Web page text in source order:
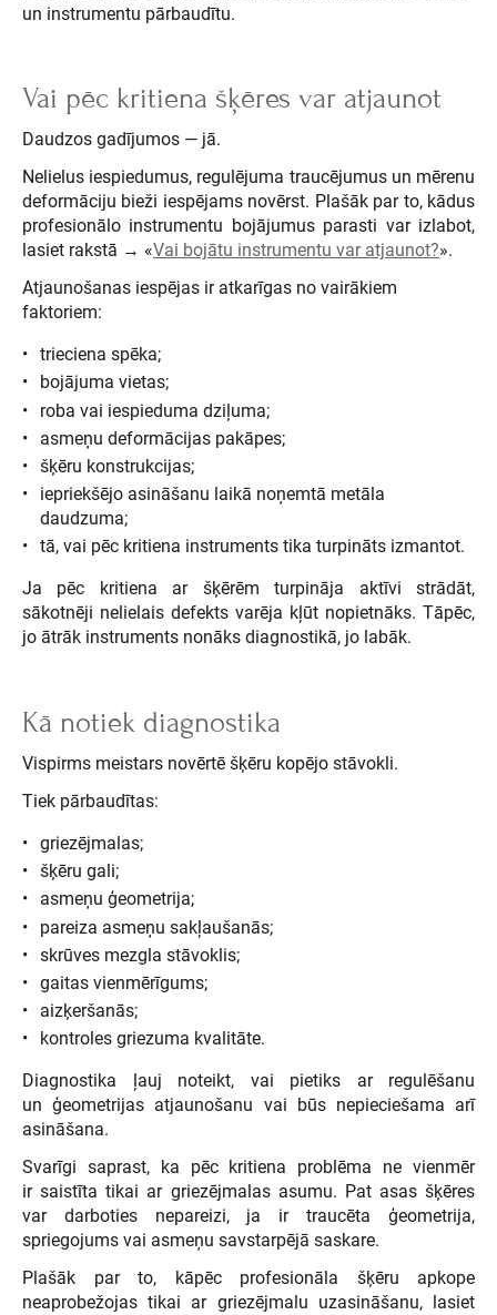
un instrumentu pārbaudītu.
Vai pēc kritiena šķēres var atjaunot
Daudzos gadījumos — jā.
Nelielus iespiedumus, regulējuma traucējumus un mērenu
deformāciju bieži iespējams novērst. Plašāk par to, kādus
profesionālo instrumentu bojājumus parasti var izlabot,
lasiet rakstā → «Vai bojātu instrumentu var atjaunot?».
Atjaunošanas iespējas ir atkarīgas no vairākiem
faktoriem:
trieciena spēka;
bojājuma vietas;
roba vai iespieduma dziļuma;
asmeņu deformācijas pakāpes;
šķēru konstrukcijas;
iepriekšējo asināšanu laikā noņemtā metāla
daudzuma;
tā, vai pēc kritiena instruments tika turpināts izmantot.
Ja pēc kritiena ar šķērēm turpināja aktīvi strādāt,
sākotnēji nelielais defekts varēja kļūt nopietnāks. Tāpēc,
jo ātrāk instruments nonāks diagnostikā, jo labāk.
Kā notiek diagnostika
Vispirms meistars novērtē šķēru kopējo stāvokli.
Tiek pārbaudītas:
griezējmalas;
šķēru gali;
asmeņu ģeometrija;
pareiza asmeņu sakļaušanās;
skrūves mezgla stāvoklis;
gaitas vienmērīgums;
aizķeršanās;
kontroles griezuma kvalitāte.
Diagnostika ļauj noteikt, vai pietiks ar regulēšanu
un ģeometrijas atjaunošanu vai būs nepieciešama arī
asināšana.
Svarīgi saprast, ka pēc kritiena problēma ne vienmēr
ir saistīta tikai ar griezējmalas asumu. Pat asas šķēres
var darboties nepareizi, ja ir traucēta ģeometrija,
spriegojums vai asmeņu savstarpējā saskare.
Plašāk par to, kāpēc profesionāla šķēru apkope
neaprobežojas tikai ar griezējmalu uzasināšanu, lasiet